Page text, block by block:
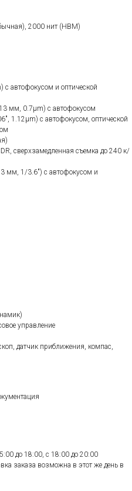
2000 нит (HBM)
автофокусом и оптической
мм, 0.7µm) с автофокусом
1.12µm) с автофокусом, оптической
сверхзамедленная съемка до 240 к/
мм, 1/3.6") с автофокусом и
управление
датчик приближения, компас,
до 18:00, с 18:00 до 20:00
заказа возможна в этот же день в